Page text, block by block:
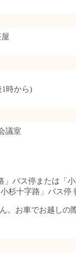
1時から)
議室
」バス停または「
杉十字路」バス停
。お車でお越しの